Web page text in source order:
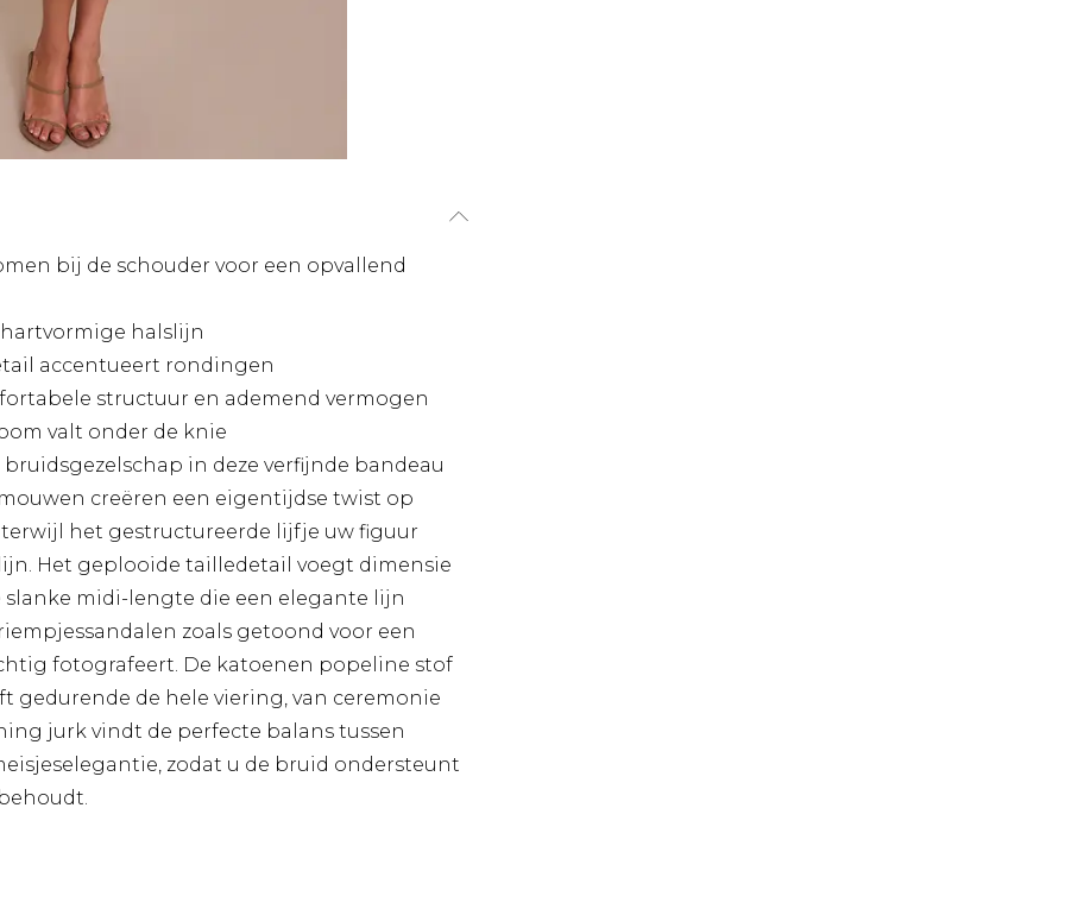
bij de schouder voor een opvallend
halslijn
accentueert rondingen
structuur en ademend vermogen
valt onder de knie
in deze verfijnde bandeau
creëren een eigentijdse twist op
het gestructureerde lijfje uw figuur
Het geplooide tailledetail voegt dimensie
midi-lengte die een elegante lijn
zoals getoond voor een
fotografeert. De katoenen popeline stof
gedurende de hele viering, van ceremonie
jurk vindt de perfecte balans tussen
zodat u de bruid ondersteunt